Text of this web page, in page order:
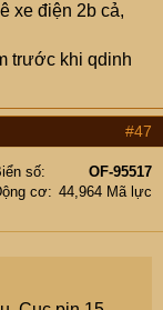
xe điện 2b cả,
trước khi qdinh
#47
số
OF-95517
cơ
44,964 Mã lực